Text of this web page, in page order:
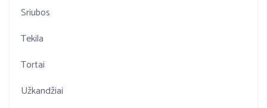
Sriubos
Tekila
Tortai
Užkandžiai